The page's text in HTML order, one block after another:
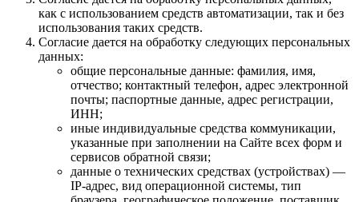
как с использованием средств автоматизации, так и без
использования таких средств.
Согласие дается на обработку следующих персональных
данных:
общие персональные данные: фамилия, имя,
отчество; контактный телефон, адрес электронной
почты; паспортные данные, адрес регистрации,
ИНН;
иные индивидуальные средства коммуникации,
указанные при заполнении на Сайте всех форм и
сервисов обратной связи;
данные о технических средствах (устройствах) —
IP-адрес, вид операционной системы, тип